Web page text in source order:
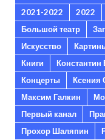
2021-2022
2022
Большой театр
Искусство
Книги
Концерты
Ксения
Максим Галкин
Первый канал
Прохор Шаляпин